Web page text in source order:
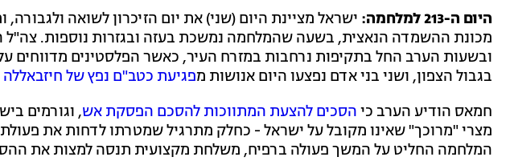
היום ה-213 למלחמה:
ישראל מציינת היום (שני) את יום הזיכרון לשואה
מכונת ההשמדה הנאצית, בשעה שהמלחמה נמשכת בעזה ובגזרות נוספות. צה"ל
ובשעות הערב החל בתקיפות נרחבות במזרח העיר, כאשר הפלסטינים מדווחים
בגבול הצפון, ושני בני אדם נפצעו היום אנושות מפגיעת כטב"ם נפץ של חיזבאללה
חמאס הודיע הערב כי הסכים להצעת המתווכות להסכם הפסקת אש, וגורמים
מצרי "מרוכך" שאינו מקובל על ישראל - כחלק מתרגיל שמטרתו לדחות את
המלחמה החליט על המשך פעולה ברפיח, משלחת מקצועית תנסה למצות את